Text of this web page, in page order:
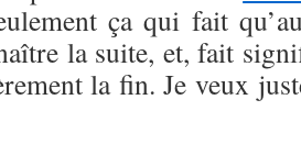
ça qui fait
la suite, et, fait
la fin. Je veux